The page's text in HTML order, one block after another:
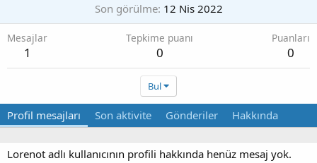
Son görülme 12 Nis 2022
Mesajlar
1
Tepkime puanı
0
Puanları
0
Bul
Profil mesajları Son aktivite Gönderiler Hakkında
Lorenot adlı kullanıcının profili hakkında henüz mesaj yok.